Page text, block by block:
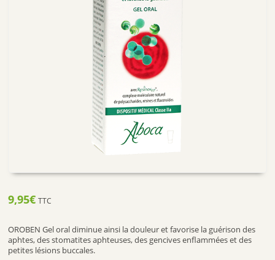
9,95€ TTC
OROBEN Gel oral diminue ainsi la douleur et favorise la guérison des
aphtes, des stomatites aphteuses, des gencives enflammées et des
petites lésions buccales.